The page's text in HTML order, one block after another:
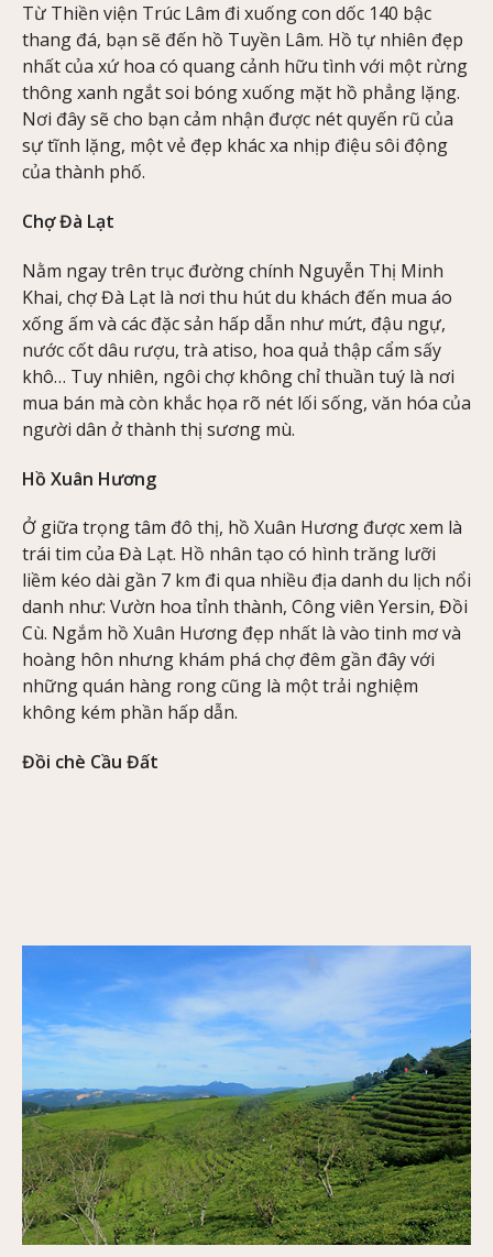
Từ Thiền viện Trúc Lâm đi xuống con dốc 140 bậc
thang đá, bạn sẽ đến hồ Tuyền Lâm. Hồ tự nhiên đẹp
nhất của xứ hoa có quang cảnh hữu tình với một rừng
thông xanh ngắt soi bóng xuống mặt hồ phẳng lặng.
Nơi đây sẽ cho bạn cảm nhận được nét quyến rũ của
sự tĩnh lặng, một vẻ đẹp khác xa nhịp điệu sôi động
của thành phố.
Chợ Đà Lạt
Nằm ngay trên trục đường chính Nguyễn Thị Minh
Khai, chợ Đà Lạt là nơi thu hút du khách đến mua áo
xống ấm và các đặc sản hấp dẫn như mứt, đậu ngự,
nước cốt dâu rượu, trà atiso, hoa quả thập cẩm sấy
khô… Tuy nhiên, ngôi chợ không chỉ thuần tuý là nơi
mua bán mà còn khắc họa rõ nét lối sống, văn hóa của
người dân ở thành thị sương mù.
Hồ Xuân Hương
Ở giữa trọng tâm đô thị, hồ Xuân Hương được xem là
trái tim của Đà Lạt. Hồ nhân tạo có hình trăng lưỡi
liềm kéo dài gần 7 km đi qua nhiều địa danh du lịch nổi
danh như: Vườn hoa tỉnh thành, Công viên Yersin, Đồi
Cù. Ngắm hồ Xuân Hương đẹp nhất là vào tinh mơ và
hoàng hôn nhưng khám phá chợ đêm gần đây với
những quán hàng rong cũng là một trải nghiệm
không kém phần hấp dẫn.
Đồi chè Cầu Đất